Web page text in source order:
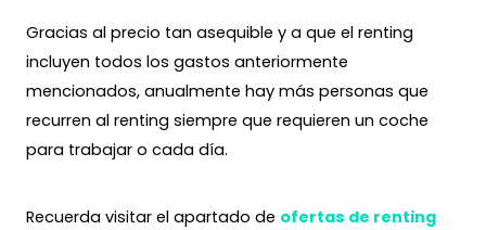
Gracias al precio tan asequible y a que el renting
incluyen todos los gastos anteriormente
mencionados, anualmente hay más personas que
recurren al renting siempre que requieren un coche
para trabajar o cada día.
Recuerda visitar el apartado de ofertas de renting